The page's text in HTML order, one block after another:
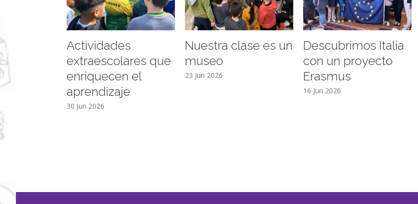
Actividades
extraescolares que
enriquecen el
aprendizaje
30 Jun 2026
Nuestra clase es un
museo
23 Jun 2026
Descubrimos Italia
con un proyecto
Erasmus
16 Jun 2026